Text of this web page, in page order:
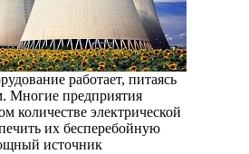
работает, питаясь
Многие предприятия
количестве электрической
их бесперебойную
источник